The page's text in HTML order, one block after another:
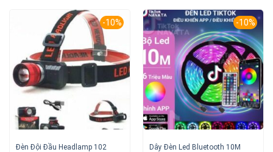
-10%
Đèn Đội Đầu Headlamp 102
-10%
Dây Đèn Led Bluetooth 10M